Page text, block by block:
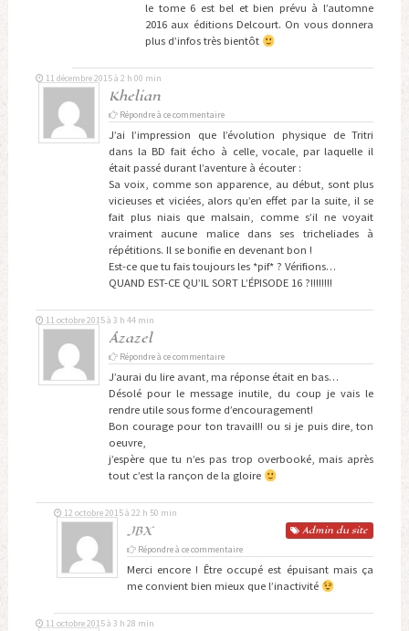
le tome 6 est bel et bien prévu à l’automne
2016 aux éditions Delcourt. On vous donnera
plus d’infos très bientôt
Khelian
11 décembre 2015 à 2 h 00 min
Répondre à ce commentaire
J’ai l’impression que l’évolution physique de Tritri
dans la BD fait écho à celle, vocale, par laquelle il
était passé durant l’aventure à écouter :
Sa voix, comme son apparence, au début, sont plus
vicieuses et viciées, alors qu’en effet par la suite, il se
fait plus niais que malsain, comme s’il ne voyait
vraiment aucune malice dans ses tricheliades à
répétitions. Il se bonifie en devenant bon !
Est-ce que tu fais toujours les *pif* ? Vérifions…
QUAND EST-CE QU’IL SORT L’ÉPISODE 16 ?!!!!!!!!
Âzazel
11 octobre 2015 à 3 h 44 min
Répondre à ce commentaire
J’aurai du lire avant, ma réponse était en bas…
Désolé pour le message inutile, du coup je vais le
rendre utile sous forme d’encouragement!
Bon courage pour ton travail!! ou si je puis dire, ton
oeuvre,
j’espère que tu n’es pas trop overbooké, mais après
tout c’est la rançon de la gloire
JBX Admin du site
12 octobre 2015 à 22 h 50 min
Répondre à ce commentaire
Merci encore ! Être occupé est épuisant mais ça
me convient bien mieux que l’inactivité
11 octobre 2015 à 3 h 28 min